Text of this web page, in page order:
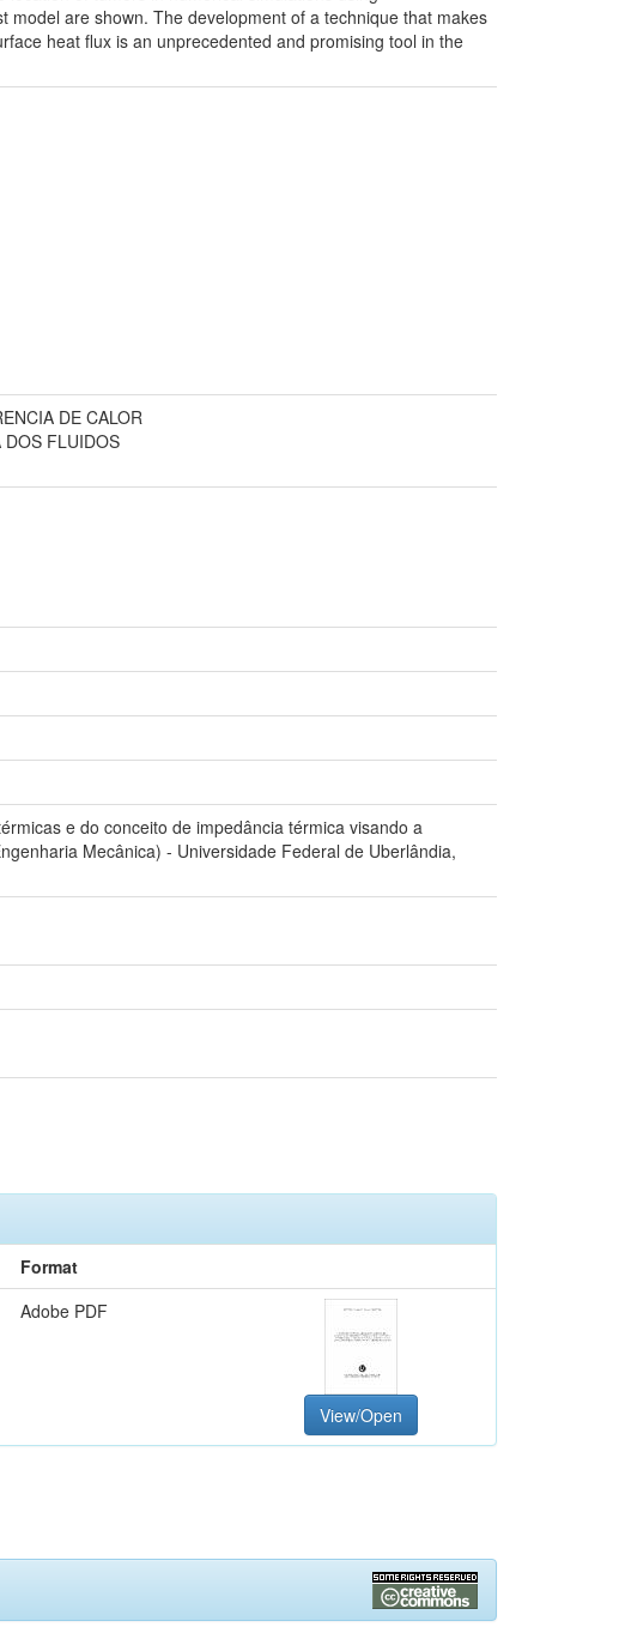
are shown. The development of a technique that makes
heat flux is an unprecedented and promising tool in the
DE CALOR
DOS FLUIDOS
e do conceito de impedância térmica visando a
Mecânica) - Universidade Federal de Uberlândia,
Format
Adobe PDF
View/Open